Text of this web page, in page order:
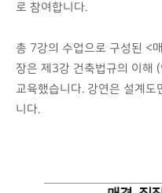
로 참여합니다.
총 7강의 수업으로 구성된 <
장은 제3강 건축법규의 이해
교육했습니다. 강연은 설계
니다.